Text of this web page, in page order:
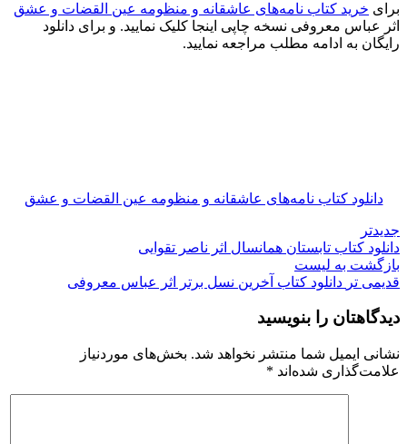
برای خرید کتاب نامه‌های عاشقانه و منظومه عین القضات و عشق
اثر عباس معروفی نسخه چاپی اینجا کلیک نمایید. و برای دانلود
رایگان به ادامه مطلب مراجعه نمایید.
دانلود کتاب نامه‌های عاشقانه و منظومه عین القضات و عشق
جدیدتر
دانلود کتاب تابستان همانسال اثر ناصر تقوایی
بازگشت به لیست
قدیمی تر دانلود کتاب آخرین نسل برتر اثر عباس معروفی
دیدگاهتان را بنویسید
نشانی ایمیل شما منتشر نخواهد شد. بخش‌های موردنیاز
علامت‌گذاری شده‌اند *